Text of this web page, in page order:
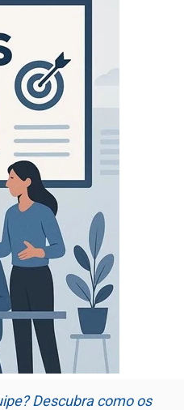
Descubra como os